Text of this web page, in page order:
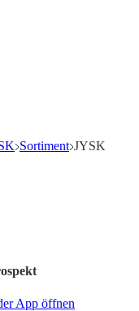
Sortiment JYSK
App öffnen